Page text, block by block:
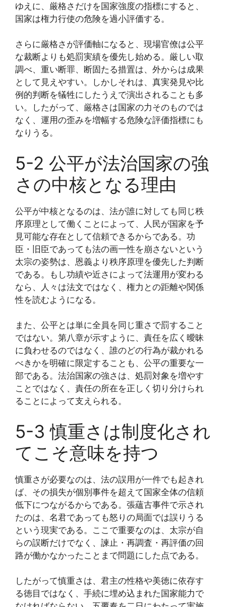
ゆえに、厳格さだけを国家強度の指標にすると、
国家は権力行使の危険を過小評価する。
さらに厳格さが評価軸になると、現場官僚は公平
な裁断よりも処罰実績を優先し始める。厳しい取
調べ、重い断罪、断固たる措置は、外からは成果
として見えやすい。しかしそれは、真実発見や比
例的判断を犠牲にしたうえで演出されることも多
い。したがって、厳格さは国家の力そのものでは
なく、運用の歪みを増幅する危険な評価指標にも
なりうる。
5-2 公平が法治国家の強
さの中核となる理由
公平が中核となるのは、法が誰に対しても同じ秩
序原理として働くことによって、人民が国家を予
見可能な存在として信頼できるからである。功
臣・旧臣であっても法の画一性を崩さないという
太宗の姿勢は、恩義より秩序原理を優先した判断
である。もし功績や近さによって法運用が変わる
なら、人々は法文ではなく、権力との距離や関係
性を読むようになる。
また、公平とは単に全員を同じ重さで罰すること
ではない。第八章が示すように、責任を広く曖昧
に負わせるのではなく、誰のどの行為が裁かれる
べきかを明確に限定することも、公平の重要な一
部である。法治国家の強さは、処罰対象を増やす
ことではなく、責任の所在を正しく切り分けられ
ることによって支えられる。
5-3 慎重さは制度化され
てこそ意味を持つ
慎重さが必要なのは、法の誤用が一件でも起きれ
ば、その損失が個別事件を超えて国家全体の信頼
低下につながるからである。張蘊古事件で示され
たのは、名君であっても怒りの局面では誤りうる
という現実である。ここで重要なのは、太宗が自
らの誤断だけでなく、諫止・再調査・再評価の回
路が働かなかったことまで問題にした点である。
したがって慎重さは、君主の性格や美徳に依存す
る徳目ではなく、手続に埋め込まれた国家能力で